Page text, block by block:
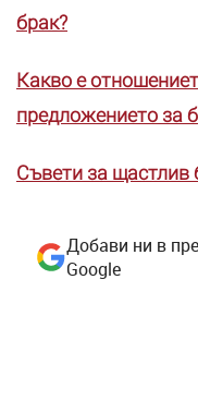
брак?
Какво е
предложението за
Съвети за щастлив
Добави ни в
Google